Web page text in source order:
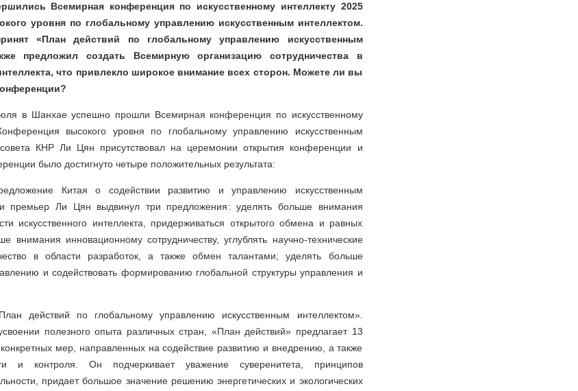
Всемирная конференция по искусственному интеллекту 2025
уровня по глобальному управлению искусственным интеллектом.
«План действий по глобальному управлению искусственным
предложил создать Всемирную организацию сотрудничества в
что привлекло широкое внимание всех сторон. Можете ли вы
в Шанхае успешно прошли Всемирная конференция по искусственному
высокого уровня по глобальному управлению искусственным
КНР Ли Цян присутствовал на церемонии открытия конференции и
было достигнуто четыре положительных результата:
Китая о содействии развитию и управлению искусственным
премьер Ли Цян выдвинул три предложения: уделять больше внимания
искусственного интеллекта, придерживаться открытого обмена и равных
внимания инновационному сотрудничеству, углублять научно-технические
в области разработок, а также обмен талантами; уделять больше
и содействовать формированию глобальной структуры управления и
действий по глобальному управлению искусственным интеллектом».
полезного опыта различных стран, «План действий» предлагает 13
мер, направленных на содействие развитию и внедрению, а также
и контроля. Он подчеркивает уважение суверенитета, принципов
придает большое значение решению энергетических и экологических